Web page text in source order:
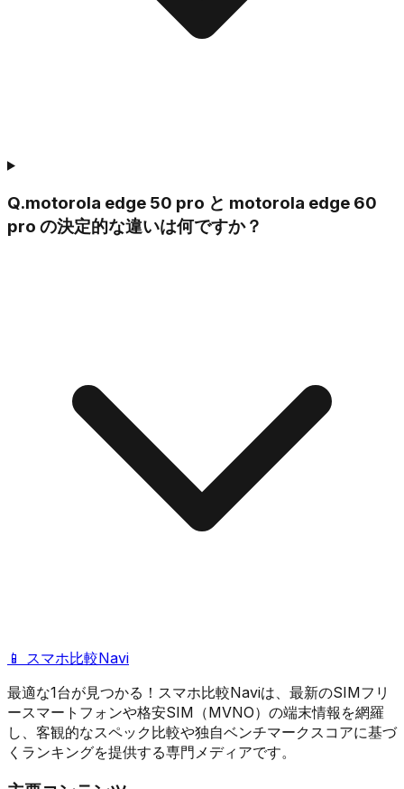
Q.motorola edge 50 pro と motorola edge 60
pro の決定的な違いは何ですか？
📱 スマホ比較Navi
最適な1台が見つかる！スマホ比較Naviは、最新のSIMフリ
ースマートフォンや格安SIM（MVNO）の端末情報を網羅
し、客観的なスペック比較や独自ベンチマークスコアに基づ
くランキングを提供する専門メディアです。